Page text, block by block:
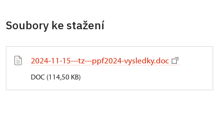
Soubory ke stažení
2024-11-15---tz---ppf2024-vysledky.doc
DOC (114,50 KB)